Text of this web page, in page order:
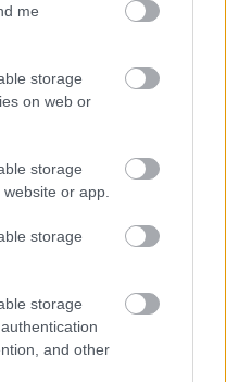
me
storage
on web or
storage
or app.
storage
storage
and other
nyhetsbrev
Meld deg på
4
Utest